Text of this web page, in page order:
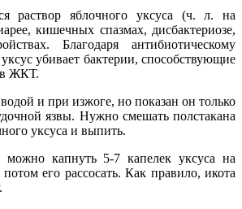
раствор яблочного уксуса (ч. л. на
кишечных спазмах, дисбактериозе,
Благодаря антибиотическому
убивает бактерии, способствующие
ЖКТ.
и при изжоге, но показан он только
язвы. Нужно смешать полстакана
уксуса и выпить.
капнуть 5-7 капелек уксуса на
его рассосать. Как правило, икота